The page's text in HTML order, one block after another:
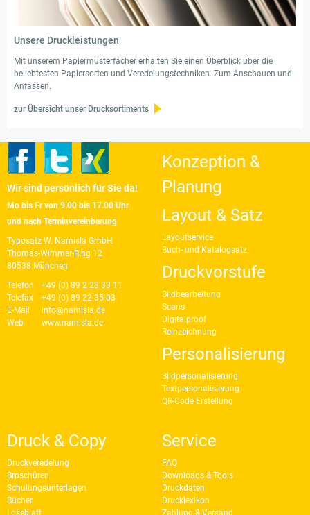
Unsere Druckleistungen
Mit unserem Papiermusterfächer erhalten Sie einen Überblick über die
beliebtesten Papiersorten und Veredelungstechniken. Zum Anschauen und
Anfassen.
zur Übersicht unser Drucksortiments
Konzeption &
Planung
Layout & Satz
Layoutservice
Buch- und Katalogsatz
Druckvorstufe
Bildbearbeitung
Scans
Digitalproof
Reinzeichnung
Personalisierung
Bildpersonalisierung
Textpersonalisierung
QR-Code Erstellung
Druck & Copy
Druckveredelung
Broschüren
Schulungsunterlagen
Bücher
Loseblatt
Service
FAQ
Downloads & Tools
Druckdaten
Drucklexikon
Zahlung & Versand
Wir sind persönlich für Sie da!
Mo bis Fr von 9.00 bis 17.00 Uhr
und nach Terminvereinbarung
Typosatz W. Namisla GmbH
Thomas-Wimmer-Ring 12
80538 München
Telefon
+49 (0) 89 2 28 33 11
Telefax
+49 (0) 89 22 35 03
E-Mail
info@namisla.de
Web
www.namisla.de